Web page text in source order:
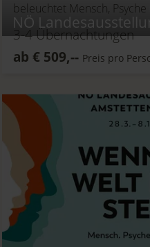
NÖ
beleuchtet Mensch,
3-4Übernachtungen
ab € 509,-- Preis pro